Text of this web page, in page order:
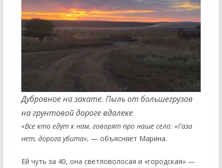
Дубровное на закате. Пыль от большегрузов
на грунтовой дороге вдалеке
«Все кто едут к нам, говорят про наше село: «Газа
нет, дорога убита», — объясняет Марина.
Ей чуть за 40, она светловолосая и «городская» —